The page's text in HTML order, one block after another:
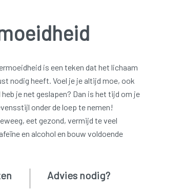
is een teken dat het lichaam
nodig heeft. Voel je je altijd moe, ook
heb je net geslapen? Dan is het tijd om je
onder de loep te nemen!
eet gezond, vermijd te veel
en alcohol en bouw voldoende
Advies nodig?